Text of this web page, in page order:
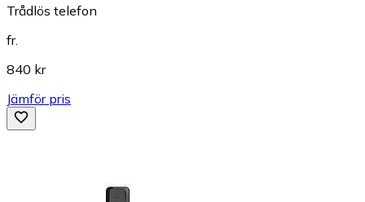
Trådlös telefon
fr.
840 kr
Jämför pris